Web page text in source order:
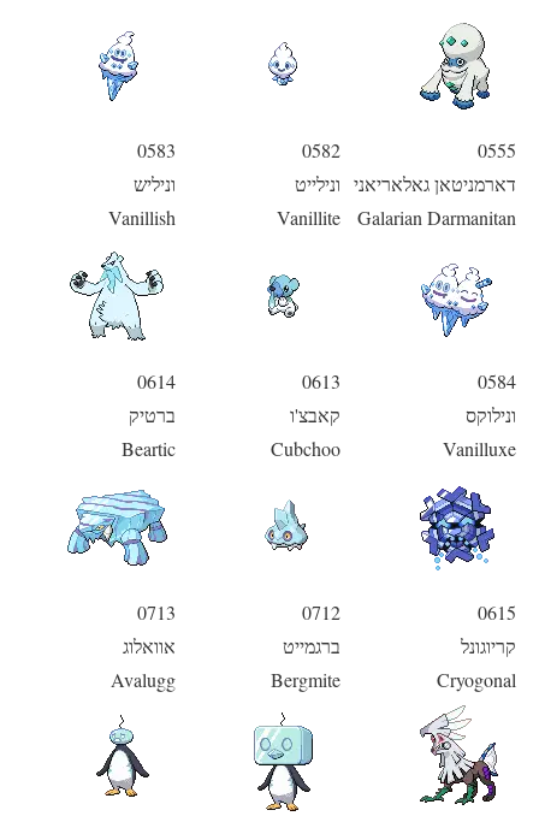
0555
דארמניטאן גאלאריאני
Galarian Darmanitan
0582
ונילייט
Vanillite
0583
וניליש
Vanillish
0584
ונילוקס
Vanilluxe
0613
קאבצ'ו
Cubchoo
0614
ברטיק
Beartic
0615
קריוגונל
Cryogonal
0712
ברגמייט
Bergmite
0713
אוואלוג
Avalugg